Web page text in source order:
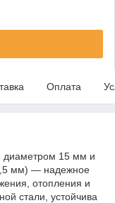
Оплата
диаметром 15 мм и
мм) — надежное
отопления и
стали, устойчива